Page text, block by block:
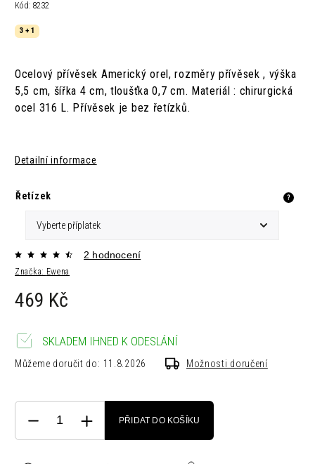
Kód: 8232
3 + 1
Ocelový přívěsek Americký orel,rozměrypřívěsek , výška
5,5 cm, šířka 4 cm,tloušťka0,7 cm. Materiál : chirurgická
ocel 316 L. Přívěsek je bez řetízků.
Detailní informace
Řetízek ?
Značka: Ewena
2 hodnocení
469 Kč
SKLADEM IHNED K ODESLÁNÍ
Můžeme doručit do: 11.8.2026 Možnosti doručení
PŘIDAT DO KOŠÍKU